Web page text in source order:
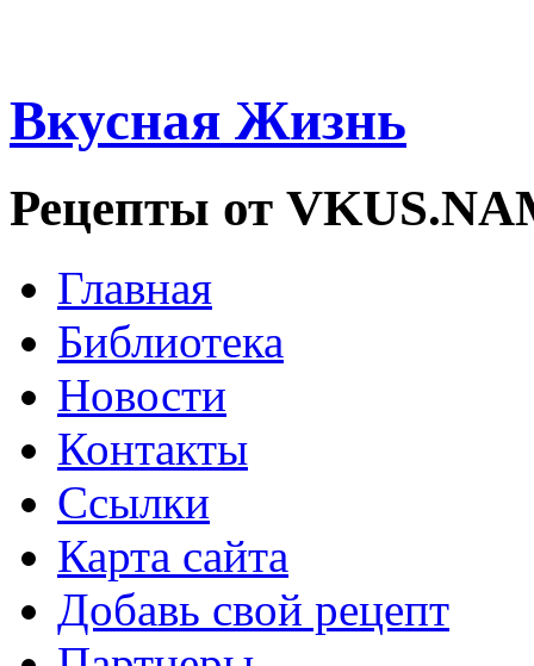
Вкусная Жизнь
Рецепты от
Главная
Библиотека
Новости
Контакты
Ссылки
Карта сайта
Добавь свой рецепт